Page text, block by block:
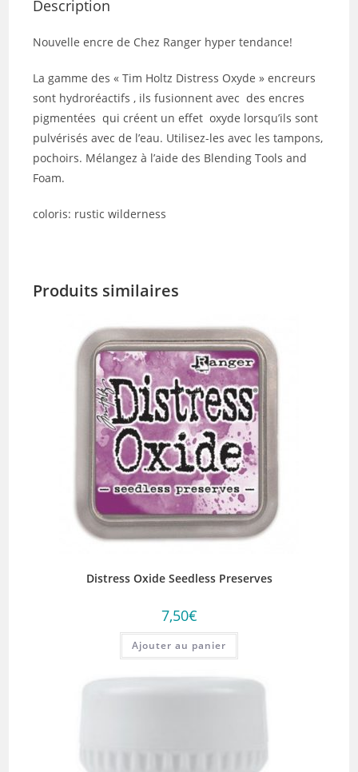
Description
Nouvelle encre de Chez Ranger hyper tendance!
La gamme des « Tim Holtz Distress Oxyde » encreurs
sont hydroréactifs , ils fusionnent avec des encres
pigmentées qui créent un effet oxyde lorsqu’ils sont
pulvérisés avec de l’eau. Utilisez-les avec les tampons,
pochoirs. Mélangez à l’aide des Blending Tools and
Foam.
coloris: rustic wilderness
Produits similaires
Distress Oxide Seedless Preserves
7,50€
Ajouter au panier